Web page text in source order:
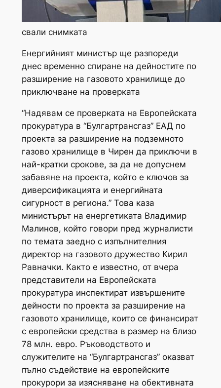
свали снимката
Енергийният министър ще разпореди
днес временно спиране на дейностите по
разширение на газовото хранилище до
приключване на проверката
“Надявам се проверката на Европейската
прокуратура в “Булгартрансгаз” ЕАД по
проекта за разширение на подземното
газово хранилище в Чирен да приключи в
най-кратки срокове, за да не допуснем
забавяне на проекта, който е ключов за
диверсификацията и енергийната
сигурност в региона.” Това каза
министърът на енергетиката Владимир
Малинов, който говори пред журналисти
по темата заедно с изпълнителния
директор на газовото дружество Кирил
Равначки. Както е известно, от вчера
представители на Европейската
прокуратура инспектират извършените
дейности по проекта за разширение на
газовото хранилище, които се финансират
с европейски средства в размер на близо
78 млн. евро. Ръководството и
служителите на “Булгартрансгаз” оказват
пълно съдействие на европейските
прокурори за изясняване на обективната